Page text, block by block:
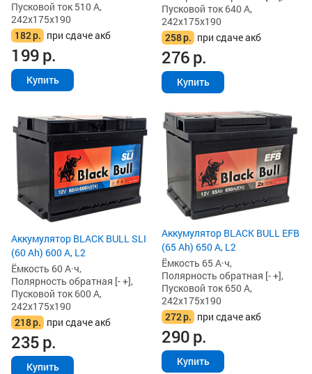
Пусковой ток 510 А,
242x175x190
182р. при сдаче акб
199р.
Купить
Пусковой ток 640 А,
242x175x190
258р. при сдаче акб
276р.
Купить
Аккумулятор BLACK BULL SLI
(60 Ah) 600 А, L2
Ёмкость 60 А·ч,
Полярность обратная [- +],
Пусковой ток 600 А,
242x175x190
218р. при сдаче акб
235р.
Купить
Аккумулятор BLACK BULL EFB
(65 Ah) 650 А, L2
Ёмкость 65 А·ч,
Полярность обратная [- +],
Пусковой ток 650 А,
242x175x190
272р. при сдаче акб
290р.
Купить